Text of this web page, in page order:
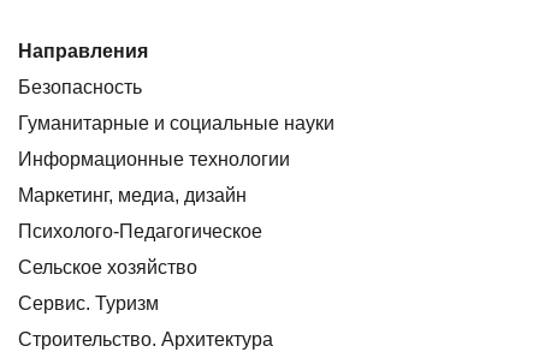
Направления
Безопасность
Гуманитарные и социальные науки
Информационные технологии
Маркетинг, медиа, дизайн
Психолого-Педагогическое
Сельское хозяйство
Сервис. Туризм
Строительство. Архитектура